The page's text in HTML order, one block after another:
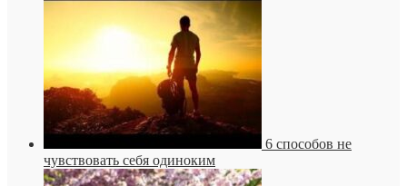
6 способов не
чувствовать себя одиноким